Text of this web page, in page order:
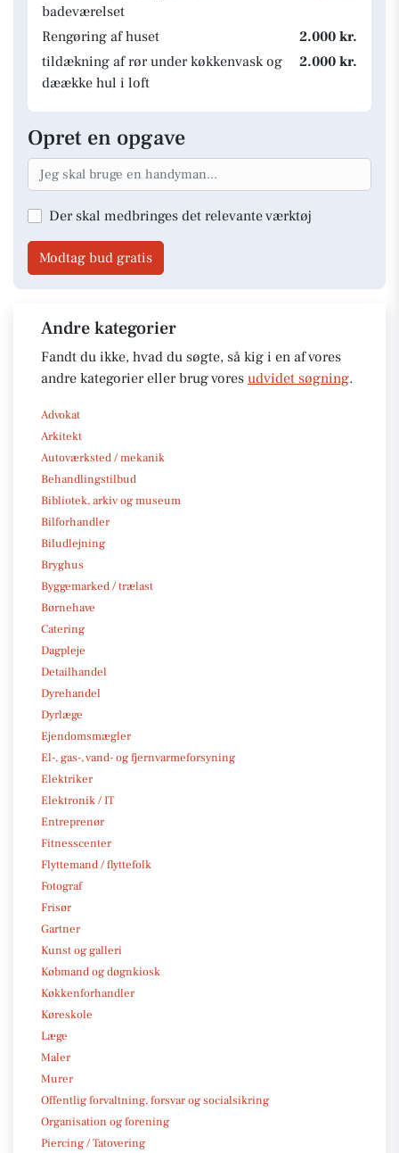
badeværelset
Rengøring af huset
2.000 kr.
tildækning af rør under køkkenvask og
dæække hul i loft
2.000 kr.
Opret en opgave
Der skal medbringes det relevante værktøj
Modtag bud gratis
Andre kategorier
Fandt du ikke, hvad du søgte, så kig i en af vores
andre kategorier eller brug vores udvidet søgning.
Advokat
Arkitekt
Autoværksted / mekanik
Behandlingstilbud
Bibliotek, arkiv og museum
Bilforhandler
Biludlejning
Bryghus
Byggemarked / trælast
Børnehave
Catering
Dagpleje
Detailhandel
Dyrehandel
Dyrlæge
Ejendomsmægler
El-, gas-, vand- og fjernvarmeforsyning
Elektriker
Elektronik / IT
Entreprenør
Fitnesscenter
Flyttemand / flyttefolk
Fotograf
Frisør
Gartner
Kunst og galleri
Købmand og døgnkiosk
Køkkenforhandler
Køreskole
Læge
Maler
Murer
Offentlig forvaltning, forsvar og socialsikring
Organisation og forening
Piercing / Tatovering